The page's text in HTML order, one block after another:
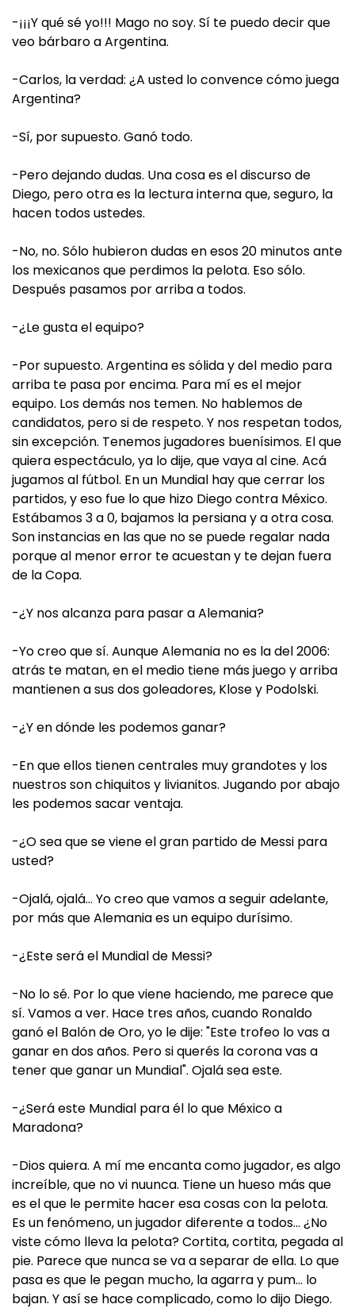
-¡¡¡Y qué sé yo!!! Mago no soy. Sí te puedo decir que
veo bárbaro a Argentina.
-Carlos, la verdad: ¿A usted lo convence cómo juega
Argentina?
-Sí, por supuesto. Ganó todo.
-Pero dejando dudas. Una cosa es el discurso de
Diego, pero otra es la lectura interna que, seguro, la
hacen todos ustedes.
-No, no. Sólo hubieron dudas en esos 20 minutos ante
los mexicanos que perdimos la pelota. Eso sólo.
Después pasamos por arriba a todos.
-¿Le gusta el equipo?
-Por supuesto. Argentina es sólida y del medio para
arriba te pasa por encima. Para mí es el mejor
equipo. Los demás nos temen. No hablemos de
candidatos, pero si de respeto. Y nos respetan todos,
sin excepción. Tenemos jugadores buenísimos. El que
quiera espectáculo, ya lo dije, que vaya al cine. Acá
jugamos al fútbol. En un Mundial hay que cerrar los
partidos, y eso fue lo que hizo Diego contra México.
Estábamos 3 a 0, bajamos la persiana y a otra cosa.
Son instancias en las que no se puede regalar nada
porque al menor error te acuestan y te dejan fuera
de la Copa.
-¿Y nos alcanza para pasar a Alemania?
-Yo creo que sí. Aunque Alemania no es la del 2006:
atrás te matan, en el medio tiene más juego y arriba
mantienen a sus dos goleadores, Klose y Podolski.
-¿Y en dónde les podemos ganar?
-En que ellos tienen centrales muy grandotes y los
nuestros son chiquitos y livianitos. Jugando por abajo
les podemos sacar ventaja.
-¿O sea que se viene el gran partido de Messi para
usted?
-Ojalá, ojalá… Yo creo que vamos a seguir adelante,
por más que Alemania es un equipo durísimo.
-¿Este será el Mundial de Messi?
-No lo sé. Por lo que viene haciendo, me parece que
sí. Vamos a ver. Hace tres años, cuando Ronaldo
ganó el Balón de Oro, yo le dije: "Este trofeo lo vas a
ganar en dos años. Pero si querés la corona vas a
tener que ganar un Mundial". Ojalá sea este.
-¿Será este Mundial para él lo que México a
Maradona?
-Dios quiera. A mí me encanta como jugador, es algo
increíble, que no vi nuunca. Tiene un hueso más que
es el que le permite hacer esa cosas con la pelota.
Es un fenómeno, un jugador diferente a todos… ¿No
viste cómo lleva la pelota? Cortita, cortita, pegada al
pie. Parece que nunca se va a separar de ella. Lo que
pasa es que le pegan mucho, la agarra y pum… lo
bajan. Y así se hace complicado, como lo dijo Diego.